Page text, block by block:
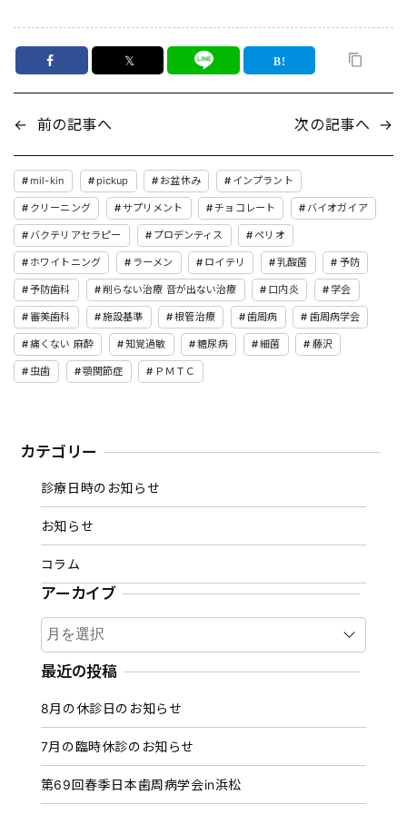
𝕏
← 前の記事へ 次の記事へ →
mil-kin pickup お盆休み インプラント
クリーニング サプリメント チョコレート バイオガイア
バクテリアセラピー プロデンティス ペリオ
ホワイトニング ラーメン ロイテリ 乳酸菌 予防
予防歯科 削らない治療 音が出ない治療 口内炎 学会
審美歯科 施設基準 根管治療 歯周病 歯周病学会
痛くない 麻酔 知覚過敏 糖尿病 細菌 藤沢
虫歯 顎関節症 ＰＭＴＣ
カテゴリー
診療日時のお知らせ
お知らせ
コラム
アーカイブ
ア
ー
カ
ブ
最近の投稿
8月の休診日のお知らせ
7月の臨時休診のお知らせ
第69回春季日本歯周病学会in浜松